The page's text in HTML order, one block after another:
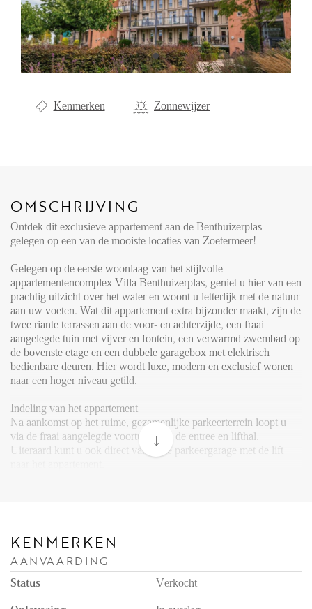
Kenmerken Zonnewijzer
OMSCHRIJVING
Ontdek dit exclusieve appartement aan de Benthuizerplas –
gelegen op een van de mooiste locaties van Zoetermeer!
Gelegen op de eerste woonlaag van het stijlvolle
appartementencomplex Villa Benthuizerplas, geniet u hier van een
prachtig uitzicht over het water en woont u letterlijk met de natuur
aan uw voeten. Wat dit appartement extra bijzonder maakt, zijn de
twee riante terrassen aan de voor- en achterzijde, een fraai
aangelegde tuin met vijver en fontein, een verwarmd zwembad op
de bovenste etage en een dubbele garagebox met elektrisch
bedienbare deuren. Hier wordt luxe, modern en exclusief wonen
naar een hoger niveau getild.
Indeling van het appartement
Na aankomst op het ruime, gezamenlijke parkeerterrein loopt u
via de fraai aangelegde voortuin naar de entree en lifthal.
Uiteraard kunt u ook direct vanuit de parkeergarage met de lift
openslaande deuren geven toegang tot het westelijk gelegen
terras, waar u van ’s ochtends vroeg tot in de middag van de zon
kunt genieten. Een heerlijke plek om in alle privacy te ontspannen
met weids uitzicht.
KENMERKEN
AANVAARDING
Status Verkocht
Aanhuur
Aankoop
Beheer
Verkoop
LOCAL LIFE
OVER ONS
FAQ
Reviews
Werken bij
CONTACT
Den Haag
Hillegersberg